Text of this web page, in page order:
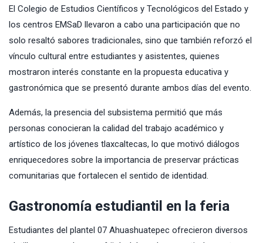
El Colegio de Estudios Científicos y Tecnológicos del Estado y
los centros EMSaD llevaron a cabo una participación que no
solo resaltó sabores tradicionales, sino que también reforzó el
vínculo cultural entre estudiantes y asistentes, quienes
mostraron interés constante en la propuesta educativa y
gastronómica que se presentó durante ambos días del evento.
Además, la presencia del subsistema permitió que más
personas conocieran la calidad del trabajo académico y
artístico de los jóvenes tlaxcaltecas, lo que motivó diálogos
enriquecedores sobre la importancia de preservar prácticas
comunitarias que fortalecen el sentido de identidad.
Gastronomía estudiantil en la feria
Estudiantes del plantel 07 Ahuashuatepec ofrecieron diversos